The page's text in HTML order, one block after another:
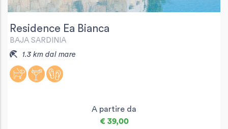
Residence Ea Bianca
BAJA SARDINIA
1.3 km dal mare
A partire da
€ 39,00